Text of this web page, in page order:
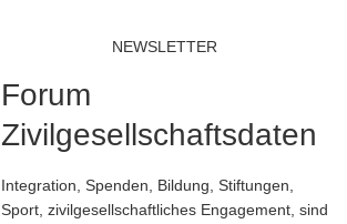
NEWSLETTER
Forum
Zivilgesellschaftsdaten
Integration, Spenden, Bildung, Stiftungen,
Sport, zivilgesellschaftliches Engagement, sind